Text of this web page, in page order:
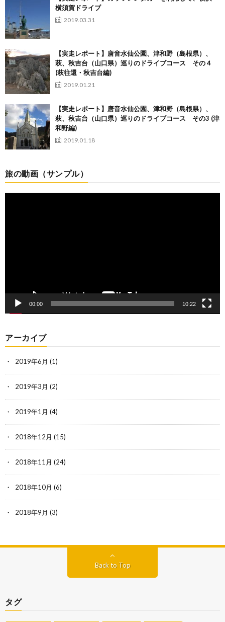
横須賀ドライブ
2019.03.31
【実走レポート】唐音水仙公園、津和野（島根県）、
萩、秋吉台（山口県）巡りのドライブコース その４
(萩往還・秋吉台編)
2019.01.21
【実走レポート】唐音水仙公園、津和野（島根県）、
萩、秋吉台（山口県）巡りのドライブコース その3 (津
和野編)
2019.01.18
旅の動画（サンプル）
動
00:00 10:22
アーカイブ
2019年6月 (1)
2019年3月 (2)
2019年1月 (4)
2018年12月 (15)
2018年11月 (24)
2018年10月 (6)
2018年9月 (3)
Back to Top
タグ